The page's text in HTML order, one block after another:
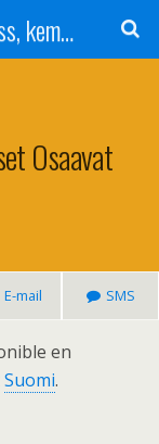
Leiputrija - atpūtas komplekss, kempings, viesu nams pie Rīgas / Camping, caravan site, bed and breakfast near Riga / Camping, caravanas, bungalows Letonia / Campingplatz, Caravanpark, Zimmer in Lettland / Kемпинг и гостевой дом к Риги
Osaavat
E-mail SMS
en
Suomi.